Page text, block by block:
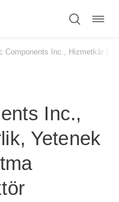
Components Inc., Hizmetkâr
Inc.,
Yetenek